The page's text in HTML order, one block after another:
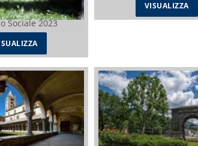
Sociale 2023
VISUALIZZA